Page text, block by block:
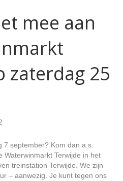
mee aan
zaterdag 25
7 september? Kom dan a.s.
Terwijde in het
treinstation Terwijde. We zijn
– aanwezig. Je kunt tegen ons